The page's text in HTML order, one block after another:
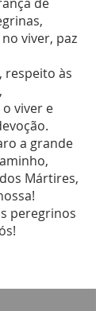
viver, paz
respeito às
viver e
a grande
Mártires,
peregrinos